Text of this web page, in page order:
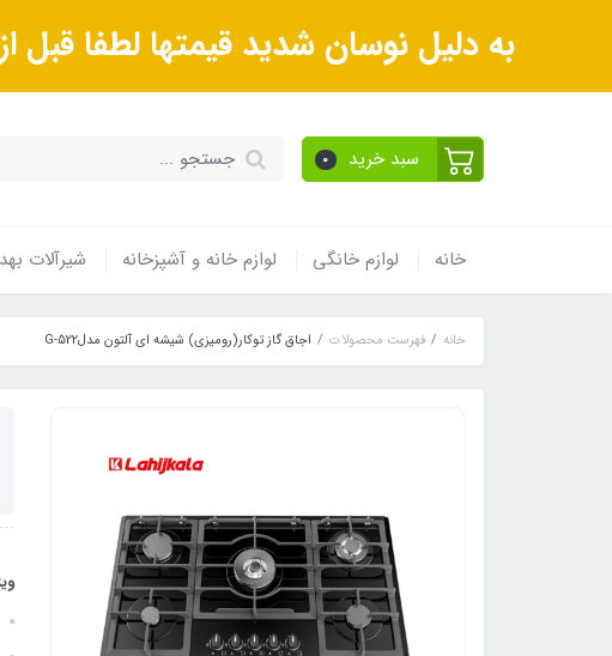
به دلیل نوسان شدید قیمتها لطفا
سبد خرید 0
خانه لوازم خانگی لوازم خانه و آشپزخانه شیرآلات
خانه فهرست محصولات اجاق گاز توکار(رومیزی) شیشه ای آلتون مدلG-522